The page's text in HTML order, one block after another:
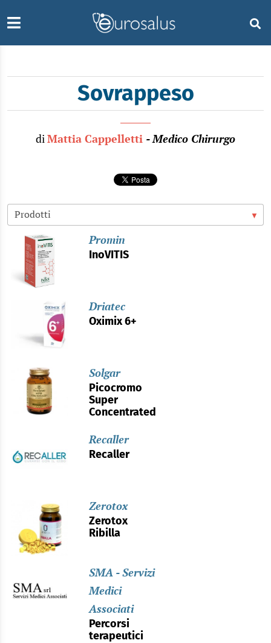
Sovrappeso
diMattia Cappelletti - Medico Chirurgo
Promin
InoVITIS
Driatec
Oximix 6+
Solgar
Picocromo
Super
Concentrated
Recaller
Recaller
Zerotox
Zerotox
Ribilla
SMA - Servizi
Medici
Associati
Percorsi
terapeutici